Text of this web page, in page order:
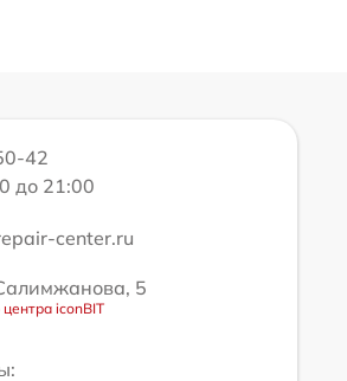
42
до 21:00
center.ru
5
iconBIT